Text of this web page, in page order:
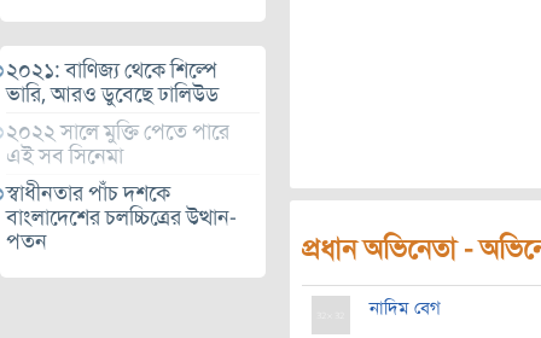
২০২১: বাণিজ্য থেকে শিল্পে
ভারি, আরও ডুবেছে ঢালিউড
২০২২ সালে মুক্তি পেতে পারে
এই সব সিনেমা
স্বাধীনতার পাঁচ দশকে
বাংলাদেশের চলচ্চিত্রের উত্থান-
পতন
প্রধান অভিনেতা -
নাদিম বেগ